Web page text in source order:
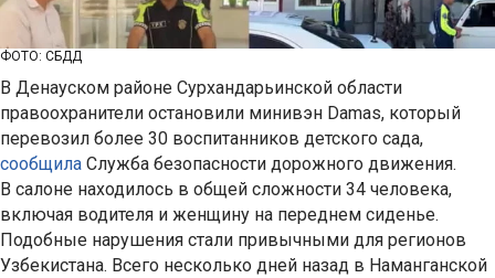
ФОТО: СБДД
В Денауском районе Сурхандарьинской области
правоохранители остановили минивэн Damas, который
перевозил более 30 воспитанников детского сада,
сообщила Служба безопасности дорожного движения.
В салоне находилось в общей сложности 34 человека,
включая водителя и женщину на переднем сиденье.
Подобные нарушения стали привычными для регионов
Узбекистана. Всего несколько дней назад в Наманганской